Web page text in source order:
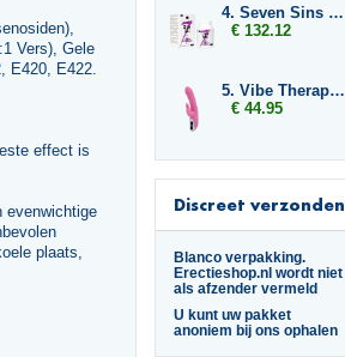
Vers), Gele
E420, E422.
effect is
evenwichtige
plaats,
4. Seven Sins Lust 6 x
€ 132.12
5. Vibe Therapy Tri Rabbit
€ 44.95
Discreet verzonden
Blanco verpakking.
Erectieshop.nl wordt niet
als afzender vermeld
U kunt uw pakket
anoniem bij ons ophalen